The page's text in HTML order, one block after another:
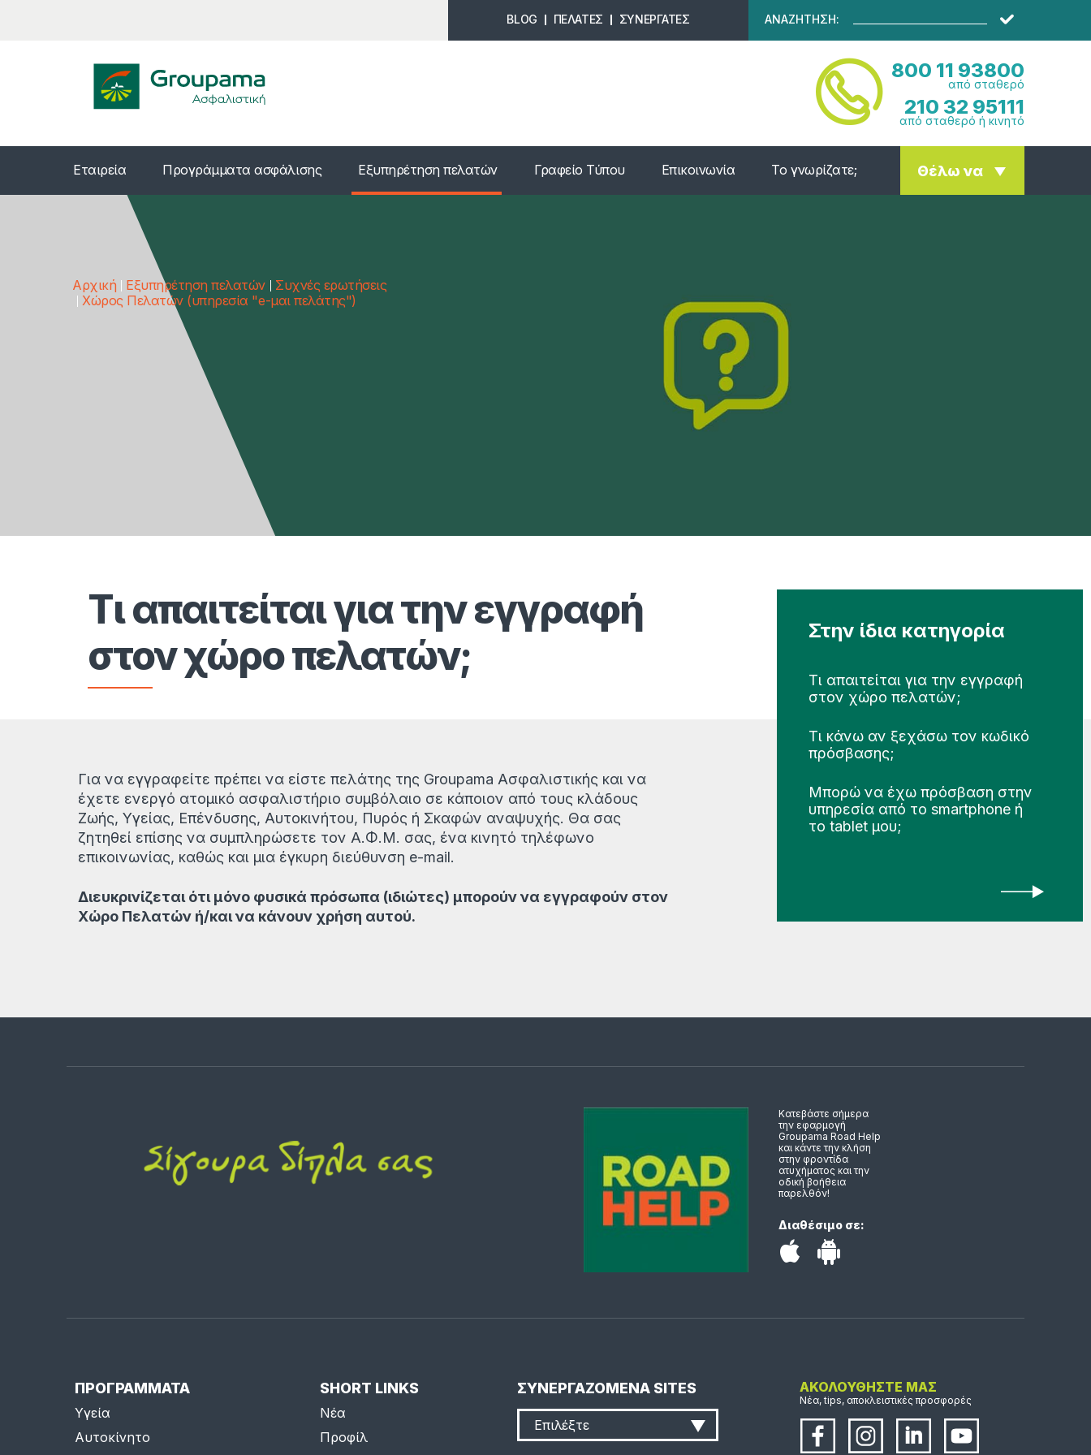
BLOG ΠΕΛΑΤΕΣ ΣΥΝΕΡΓΑΤΕΣ ΑΝΑΖΗΤΗΣΗ:
800 11 93800
από σταθερό
210 32 95111
από σταθερό ή κινητό
Εταιρεία Προγράμματα ασφάλισης Εξυπηρέτηση πελατών Γραφείο Τύπου Επικοινωνία Το γνωρίζατε; Θέλω να
Αρχική Εξυπηρέτηση πελατών
Συχνές ερωτήσεις
Χώρος Πελατών (υπηρεσία "e-μαι πελάτης")
Τι απαιτείται για την εγγραφή
στον χώρο πελατών;
Για να εγγραφείτε πρέπει να είστε πελάτης της Groupama Ασφαλιστικής και να
έχετε ενεργό ατομικό ασφαλιστήριο συμβόλαιο σε κάποιον από τους κλάδους
Ζωής, Υγείας, Επένδυσης, Αυτοκινήτου, Πυρός ή Σκαφών αναψυχής. Θα σας
ζητηθεί επίσης να συμπληρώσετε τον Α.Φ.Μ. σας, ένα κινητό τηλέφωνο
επικοινωνίας, καθώς και μια έγκυρη διεύθυνση e-mail.
Διευκρινίζεται ότι μόνο φυσικά πρόσωπα (ιδιώτες) μπορούν να εγγραφούν στον
Χώρο Πελατών ή/και να κάνουν χρήση αυτού.
Στην ίδια κατηγορία
Τι απαιτείται για την εγγραφή
στον χώρο πελατών;
Τι κάνω αν ξεχάσω τον κωδικό
πρόσβασης;
Μπορώ να έχω πρόσβαση στην
υπηρεσία από το smartphone ή
το tablet μου;
Κατεβάστε σήμερα
την εφαρμογή
Groupama Road Help
και κάντε την κλήση
στην φροντίδα
ατυχήματος και την
οδική βοήθεια
παρελθόν!
Διαθέσιμο σε:
ΠΡΟΓΡΑΜΜΑΤΑ
Υγεία
Αυτοκίνητο
SHORT LINKS
Νέα
Προφίλ
ΣΥΝΕΡΓΑΖΟΜΕΝΑ SITES
Επιλέξτε
ΑΚΟΛΟΥΘΗΣΤΕ ΜΑΣ
Νέα, tips, αποκλειστικές προσφορές